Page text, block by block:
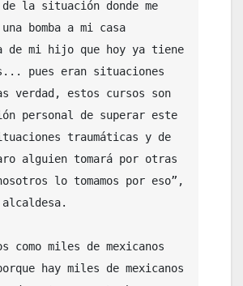
de la situación donde me
bomba a mi casa
de mi hijo que hoy ya tiene
pues eran situaciones
verdad, estos cursos son
personal de superar este
traumáticas y de
alguien tomará por otras
lo tomamos por eso”,
como miles de mexicanos
hay miles de mexicanos